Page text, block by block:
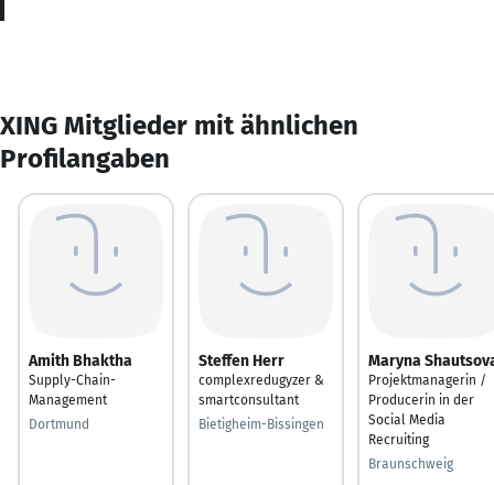
XING Mitglieder mit ähnlichen
Profilangaben
Amith Bhaktha
Supply-Chain-
Management
Dortmund
Steffen Herr
complexredugyzer &
smartconsultant
Bietigheim-Bissingen
Maryna
Projektmanagerin /
Producerin in der
Social Media
Recruiting
Braunschweig